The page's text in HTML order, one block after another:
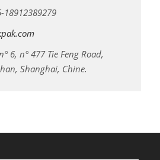
18912389279
6, n° 477 Tie Feng Road,
Shanghai, Chine.